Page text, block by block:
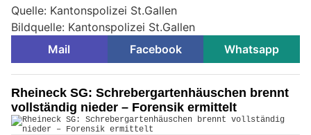
Quelle: Kantonspolizei St.Gallen
Bildquelle: Kantonspolizei St.Gallen
Mail
Facebook Whatsapp
Rheineck SG: Schrebergartenhäuschen brennt
vollständig nieder – Forensik ermittelt